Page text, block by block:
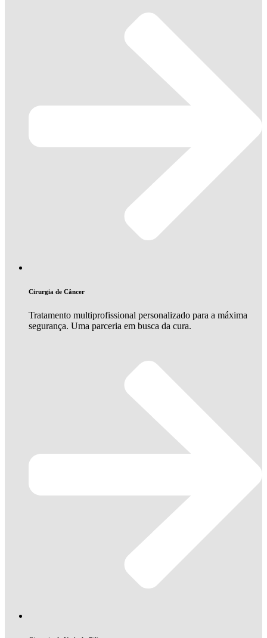
Cirurgia de Câncer
Tratamento multiprofissional personalizado para a máxima
segurança. Uma parceria em busca da cura.